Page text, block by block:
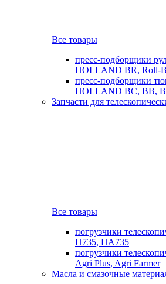
Все товары
пресс-подборщики
HOLLAND BR, Roll-
пресс-подборщики
HOLLAND BC, BB,
Запчасти для
Все товары
погрузчики
H735, HA735
погрузчики
Agri Plus, Agri Farmer
Масла и смазочные